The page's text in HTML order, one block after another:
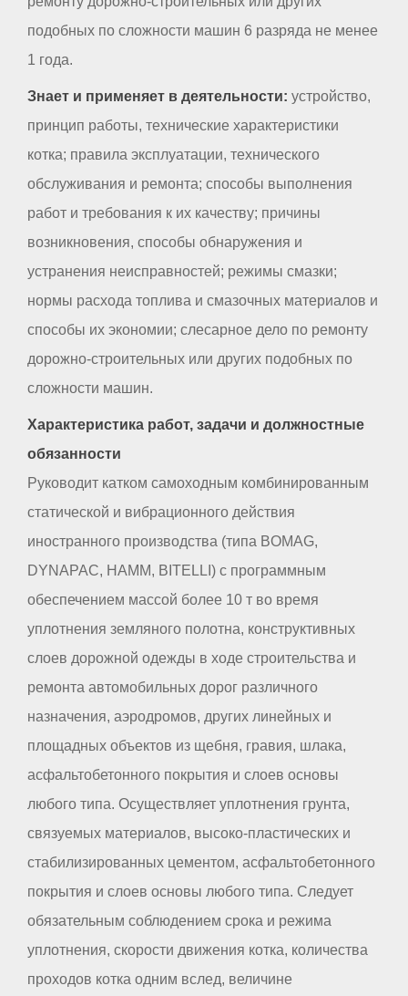
подобных по сложности машин 6 разряда не менее
1 года.
Знает и применяет в деятельности: устройство,
принцип работы, технические характеристики
котка; правила эксплуатации, технического
обслуживания и ремонта; способы выполнения
работ и требования к их качеству; причины
возникновения, способы обнаружения и
устранения неисправностей; режимы смазки;
нормы расхода топлива и смазочных материалов и
способы их экономии; слесарное дело по ремонту
дорожно-строительных или других подобных по
сложности машин.
Характеристика работ, задачи и должностные
обязанности
Руководит катком самоходным комбинированным
статической и вибрационного действия
иностранного производства (типа BOMAG,
DYNAPAC, НАММ, BITELLI) с программным
обеспечением массой более 10 т во время
уплотнения земляного полотна, конструктивных
слоев дорожной одежды в ходе строительства и
ремонта автомобильных дорог различного
назначения, аэродромов, других линейных и
площадных объектов из щебня, гравия, шлака,
асфальтобетонного покрытия и слоев основы
любого типа. Осуществляет уплотнения грунта,
связуемых материалов, высоко-пластических и
стабилизированных цементом, асфальтобетонного
покрытия и слоев основы любого типа. Следует
обязательным соблюдением срока и режима
уплотнения, скорости движения котка, количества
проходов котка одним вслед, величине